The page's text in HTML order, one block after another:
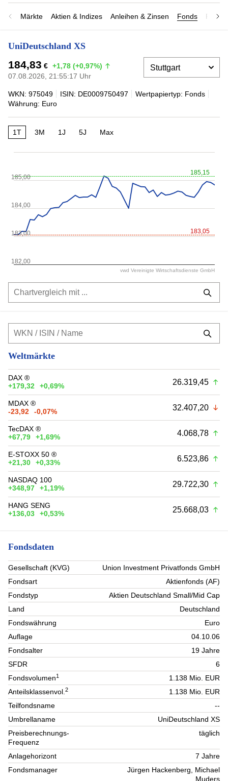
Märkte Aktien & Indizes Anleihen & Zinsen Fonds
UniDeutschland XS
184,83 € +1,78 (+0,97%)
07.08.2026, 21:55:17 Uhr
WKN: 975049 ISIN: DE0009750497
Wertpapiertyp: Fonds
Währung: Euro
1T 3M 1J 5J Max
185,15
183,05
182,00
183,00
184,00
185,00
vwd Vereinigte Wirtschaftsdienste GmbH
Weltmärkte
DAX ®
+179,32
+0,69% 26.319,45
MDAX ®
-23,92
-0,07% 32.407,20
TecDAX ®
+67,79
+1,69% 4.068,78
E-STOXX 50 ®
+21,30
+0,33% 6.523,86
NASDAQ 100
+348,97
+1,19% 29.722,30
HANG SENG
+136,03
+0,53% 25.668,03
Fondsdaten
Gesellschaft (KVG)
Union Investment Privatfonds GmbH
Fondsart
Aktienfonds (AF)
Fondstyp
Aktien Deutschland Small/Mid Cap
Land
Deutschland
Fondswährung
Euro
Auflage
04.10.06
Fondsalter
19 Jahre
SFDR
6
Fondsvolumen1
1.138 Mio. EUR
Anteilsklassenvol.2
1.138 Mio. EUR
Teilfondsname
--
Umbrellaname
UniDeutschland XS
Preisberechnungs-
Frequenz
täglich
Anlagehorizont
7 Jahre
Fondsmanager
Jürgen Hackenberg, Michael
Muders